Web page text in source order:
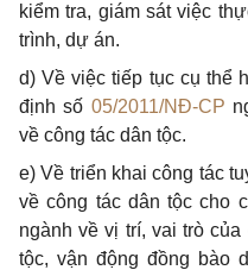
kiểm tra, giám sát việc
trình, dự án.
d) Về việc tiếp tục cụ thể
định số 05/2011/NĐ-CP
về công tác dân tộc.
e) Về triển khai công tác
về công tác dân tộc cho
ngành về vị trí, vai trò
tộc, vận động đồng bào